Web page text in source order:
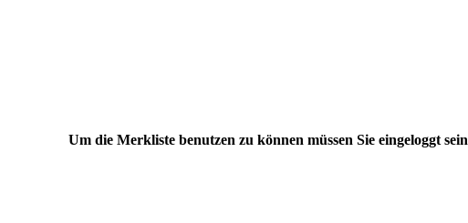
Um die Merkliste benutzen zu können müssen Sie eingeloggt sein